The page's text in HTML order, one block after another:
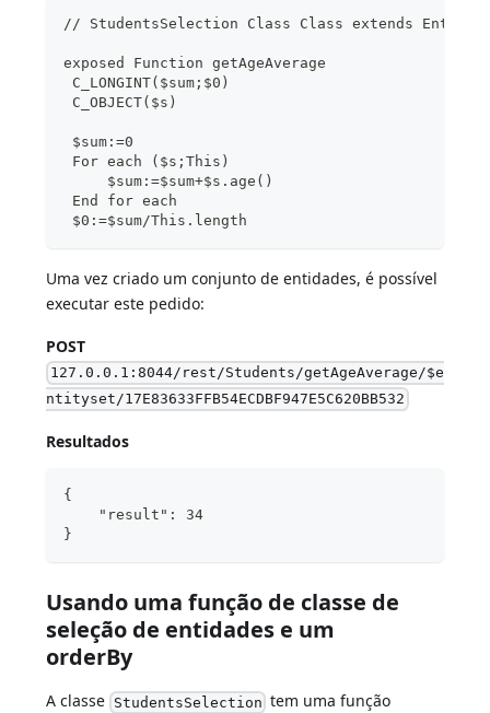
// StudentsSelection Class Class extends
exposed Function getAgeAverage
C_LONGINT($sum;$0)
C_OBJECT($s)
$sum:=0
For each ($s;This)
     $sum:=$sum+$s.age()
End for each
$0:=$sum/This.length
Uma vez criado um conjunto de entidades, é possível
executar este pedido:
POST
127.0.0.1:8044/rest/Students/getAgeAverage/$e
ntityset/17E83633FFB54ECDBF947E5C620BB532
Resultados
{
    "result": 34
}
Usando uma função de classe de
seleção de entidades e um
orderBy
A classe StudentsSelection tem uma função